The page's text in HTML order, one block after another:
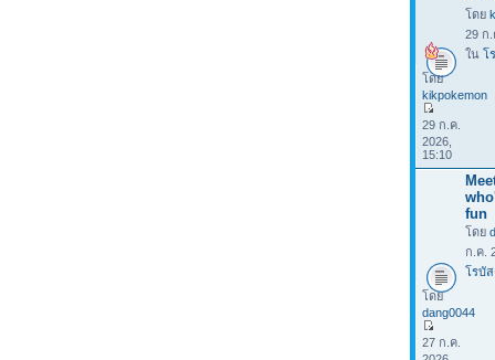
โดย
29 ก.
ใน โ
โดย
kikpokemon
29 ก.ค.
2026,
15:10
fun
โดย
ก.ค.
โรบั
โดย
dang0044
27 ก.ค.